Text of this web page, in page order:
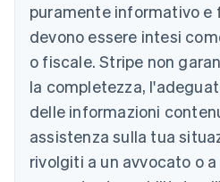
puramente informativo e
devono essere intesi
o fiscale. Stripe non
la completezza,
delle informazioni
assistenza sulla tua
rivolgiti a un avvocato o
DeutschEnglish
Belgio
Nederlands Français
Brasile
PortuguêsEnglish
Bulgaria
Canada
EnglishFrançais